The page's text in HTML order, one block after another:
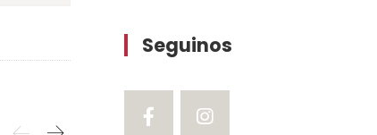
Seguinos